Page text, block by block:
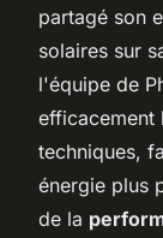
partagé son
solaires sur
l'équipe de
efficacement
techniques,
énergie plus
de la